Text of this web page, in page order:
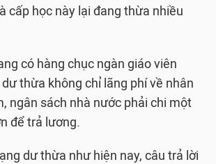
cấp học này lại đang thừa nhiều
có hàng chục ngàn giáo viên
thừa không chỉ lãng phí về nhân
ngân sách nhà nước phải chi một
để trả lương.
dư thừa như hiện nay, câu trả lời